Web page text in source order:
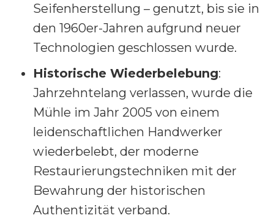
Seifenherstellung – genutzt, bis sie in
den 1960er-Jahren aufgrund neuer
Technologien geschlossen wurde.
Historische Wiederbelebung:
Jahrzehntelang verlassen, wurde die
Mühle im Jahr 2005 von einem
leidenschaftlichen Handwerker
wiederbelebt, der moderne
Restaurierungstechniken mit der
Bewahrung der historischen
Authentizität verband.